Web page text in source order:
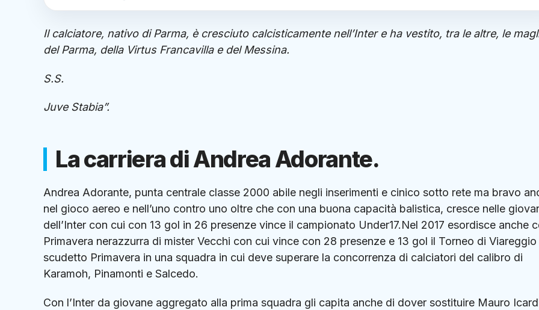
Il calciatore, nativo di Parma, è cresciuto calcisticamente nell’Inter e ha vestito, tra le altre, le
del Parma, della Virtus Francavilla e del Messina.
S.S.
Juve Stabia”.
La carriera di Andrea Adorante.
Andrea Adorante, punta centrale classe 2000 abile negli inserimenti e cinico sotto rete ma bravo
nel gioco aereo e nell’uno contro uno oltre che con una buona capacità balistica, cresce nelle
dell’Inter con cui con 13 gol in 26 presenze vince il campionato Under17.Nel 2017 esordisce anche
Primavera nerazzurra di mister Vecchi con cui vince con 28 presenze e 13 gol il Torneo di Viareggio
scudetto Primavera in una squadra in cui deve superare la concorrenza di calciatori del calibro di
Karamoh, Pinamonti e Salcedo.
Con l’Inter da giovane aggregato alla prima squadra gli capita anche di dover sostituire Mauro